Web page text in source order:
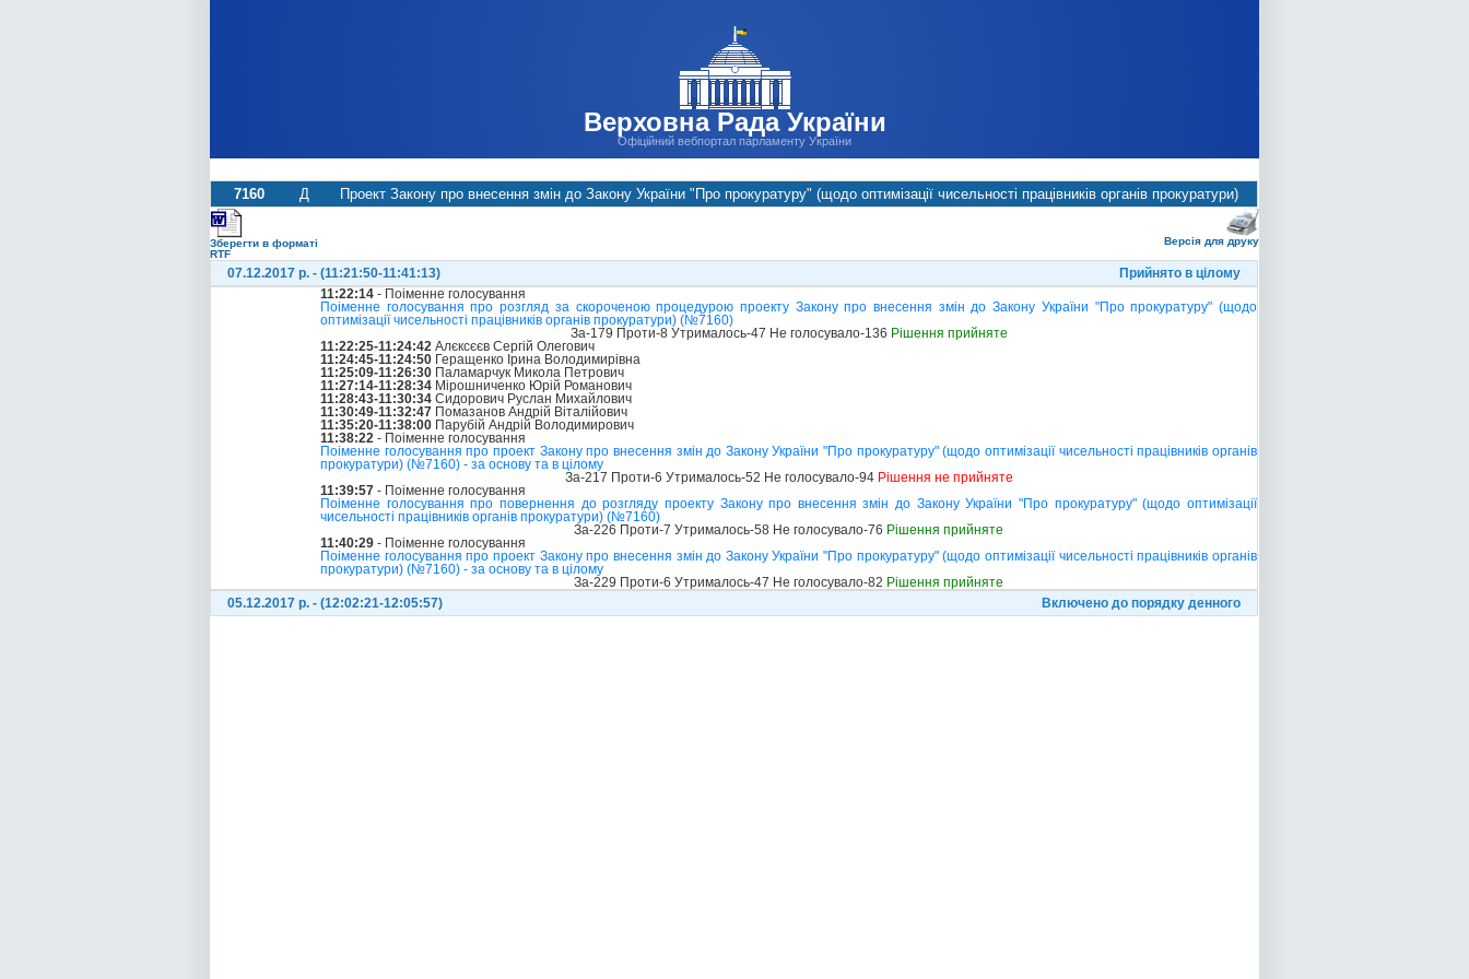
Верховна Рада України
Офіційний вебпортал парламенту України
7160 Д Проект Закону про внесення змін до Закону України "Про прокуратуру" (щодо оптимізації чисельності працівників органів прокуратури)
Зберегти в форматі
RTF
Версія для друку
07.12.2017 р. - (11:21:50-11:41:13)
Прийнято в цілому
11:22:14 - Поіменне голосування
Поіменне голосування про розгляд за скороченою процедурою проекту Закону про внесення змін до Закону України "Про прокуратуру" (щодо
оптимізації чисельності працівників органів прокуратури) (№7160)
За-179 Проти-8 Утрималось-47 Не голосувало-136 Рішення прийняте
11:22:25-11:24:42 Алєксєєв Сергій Олегович
11:24:45-11:24:50 Геращенко Ірина Володимирівна
11:25:09-11:26:30 Паламарчук Микола Петрович
11:27:14-11:28:34 Мірошниченко Юрій Романович
11:28:43-11:30:34 Сидорович Руслан Михайлович
11:30:49-11:32:47 Помазанов Андрій Віталійович
11:35:20-11:38:00 Парубій Андрій Володимирович
11:38:22 - Поіменне голосування
Поіменне голосування про проект Закону про внесення змін до Закону України "Про прокуратуру" (щодо оптимізації чисельності працівників органів
прокуратури) (№7160) - за основу та в цілому
За-217 Проти-6 Утрималось-52 Не голосувало-94 Рішення не прийняте
11:39:57 - Поіменне голосування
Поіменне голосування про повернення до розгляду проекту Закону про внесення змін до Закону України "Про прокуратуру" (щодо оптимізації
чисельності працівників органів прокуратури) (№7160)
За-226 Проти-7 Утрималось-58 Не голосувало-76 Рішення прийняте
11:40:29 - Поіменне голосування
Поіменне голосування про проект Закону про внесення змін до Закону України "Про прокуратуру" (щодо оптимізації чисельності працівників органів
прокуратури) (№7160) - за основу та в цілому
За-229 Проти-6 Утрималось-47 Не голосувало-82 Рішення прийняте
05.12.2017 р. - (12:02:21-12:05:57)
Включено до порядку денного